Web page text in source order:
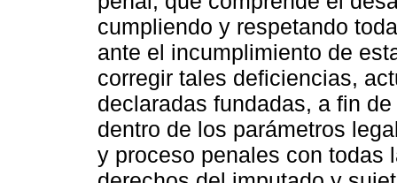
cumpliendo y respetando
ante el incumplimiento de
corregir tales deficiencias,
declaradas fundadas, a fin
dentro de los parámetros
y proceso penales con todas